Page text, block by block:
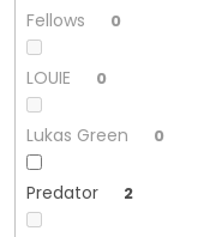
Fellows 0
LOUIE 0
Lukas Green 0
Predator 2